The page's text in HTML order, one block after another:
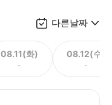
다른날짜
08.11(화)
-
08.12(수)
-